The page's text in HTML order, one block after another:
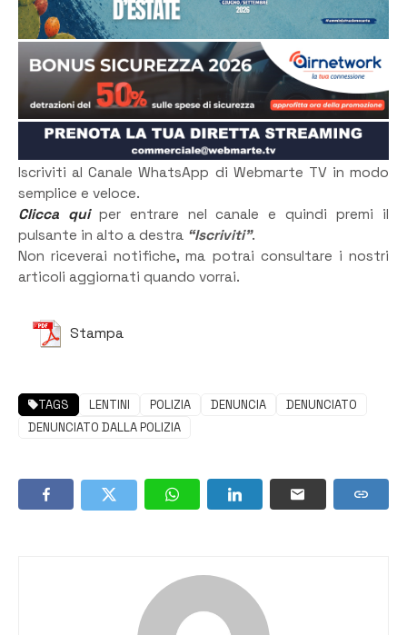
Iscriviti al Canale WhatsApp di Webmarte TV in modo
semplice e veloce.
Clicca quiper entrare nel canale e quindi premi il
pulsante in alto a destra “Iscriviti”.
Non riceverai notifiche, ma potrai consultare i nostri
articoli aggiornati quando vorrai.
Stampa
TAGS LENTINI POLIZIA DENUNCIA
DENUNCIATO
DENUNCIATO DALLA POLIZIA